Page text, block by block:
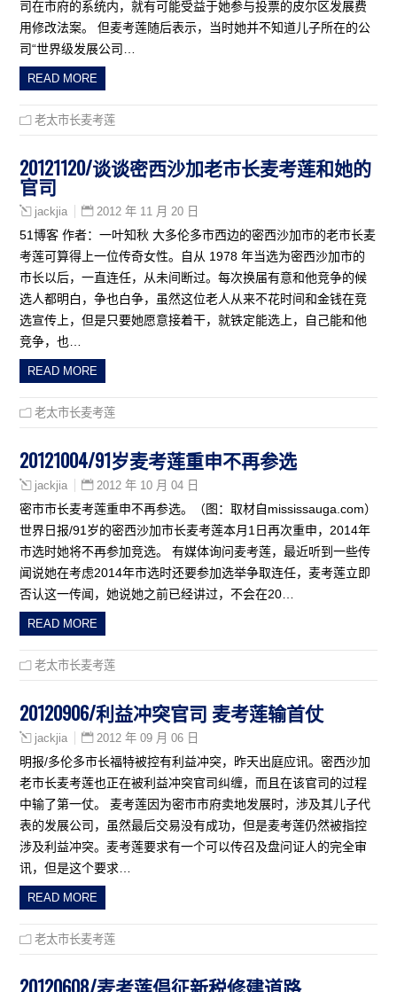
司在市府的系统内，就有可能受益于她参与投票的皮尔区发展费
用修改法案。 但麦考莲随后表示，当时她并不知道儿子所在的公
司“世界级发展公司…
READ MORE
老太市长麦考莲
20121120/谈谈密西沙加老市长麦考莲和她的
官司
jackjia 2012 年 11 月 20 日
51博客 作者：一叶知秋 大多伦多市西边的密西沙加市的老市长麦
考莲可算得上一位传奇女性。自从 1978 年当选为密西沙加市的
市长以后，一直连任，从未间断过。每次换届有意和他竞争的候
选人都明白，争也白争，虽然这位老人从来不花时间和金钱在竞
选宣传上，但是只要她愿意接着干，就铁定能选上，自己能和他
竞争，也…
READ MORE
老太市长麦考莲
20121004/91岁麦考莲重申不再参选
jackjia 2012 年 10 月 04 日
密市市长麦考莲重申不再参选。（图：取材自mississauga.com）
世界日报/91岁的密西沙加市长麦考莲本月1日再次重申，2014年
市选时她将不再参加竞选。 有媒体询问麦考莲，最近听到一些传
闻说她在考虑2014年市选时还要参加选举争取连任，麦考莲立即
否认这一传闻，她说她之前已经讲过，不会在20…
READ MORE
老太市长麦考莲
20120906/利益冲突官司 麦考莲输首仗
jackjia 2012 年 09 月 06 日
明报/多伦多市长福特被控有利益冲突，昨天出庭应讯。密西沙加
老市长麦考莲也正在被利益冲突官司纠缠，而且在该官司的过程
中输了第一仗。 麦考莲因为密市市府卖地发展时，涉及其儿子代
表的发展公司，虽然最后交易没有成功，但是麦考莲仍然被指控
涉及利益冲突。麦考莲要求有一个可以传召及盘问证人的完全审
讯，但是这个要求…
READ MORE
老太市长麦考莲
20120608/麦考莲倡征新税修建道路